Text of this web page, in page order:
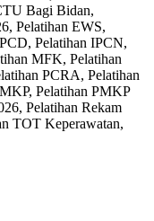
Bagi Bidan,
Pelatihan EWS,
Pelatihan IPCN,
MFK, Pelatihan
PCRA, Pelatihan
Pelatihan PMKP
Pelatihan Rekam
TOT Keperawatan,